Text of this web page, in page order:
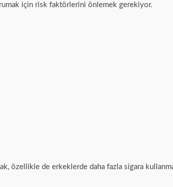
için risk faktörlerini önlemek gerekiyor.
özellikle de erkeklerde daha fazla sigara